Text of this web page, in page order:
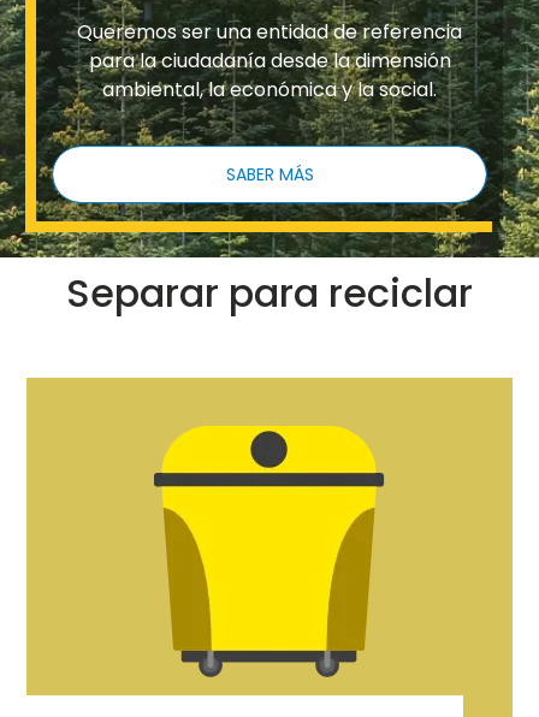
Queremos ser una entidad de referencia
para la ciudadanía desde la dimensión
ambiental, la económica y la social.
SABER MÁS
Separar para reciclar